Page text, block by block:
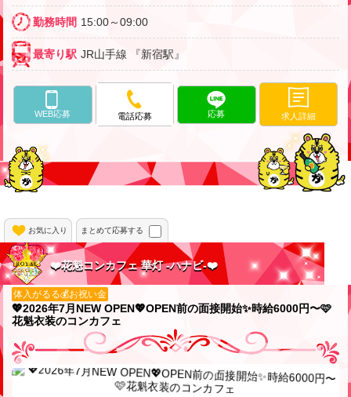
勤務時間 15:00～09:00
最寄り駅 JR山手線 『新宿駅』
WEB応募 電話応募 応募 求人詳細
お気に入り まとめて応募する
❤️花魁コンカフェ 華灯 -ハナビ-❤️
体入がるる💰お祝い金
💖2026年7月NEW OPEN💖OPEN前の面接開始✨時給6000円〜🩷
花魁衣装のコンカフェ